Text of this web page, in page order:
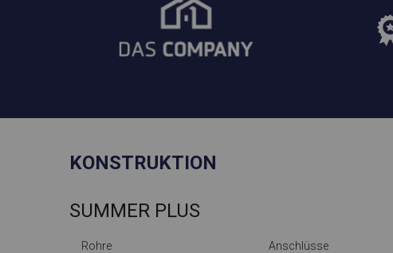
KONSTRUKTION
SUMMER PLUS
Rohre Anschlüsse